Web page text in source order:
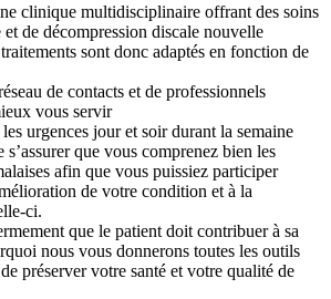
clinique multidisciplinaire offrant des soins
de décompression discale nouvelle
sont donc adaptés en fonction de
de contacts et de professionnels
vous servir
urgences jour et soir durant la semaine
s’assurer que vous comprenez bien les
afin que vous puissiez participer
de votre condition et à la
ci.
que le patient doit contribuer à sa
nous vous donnerons toutes les outils
préserver votre santé et votre qualité de